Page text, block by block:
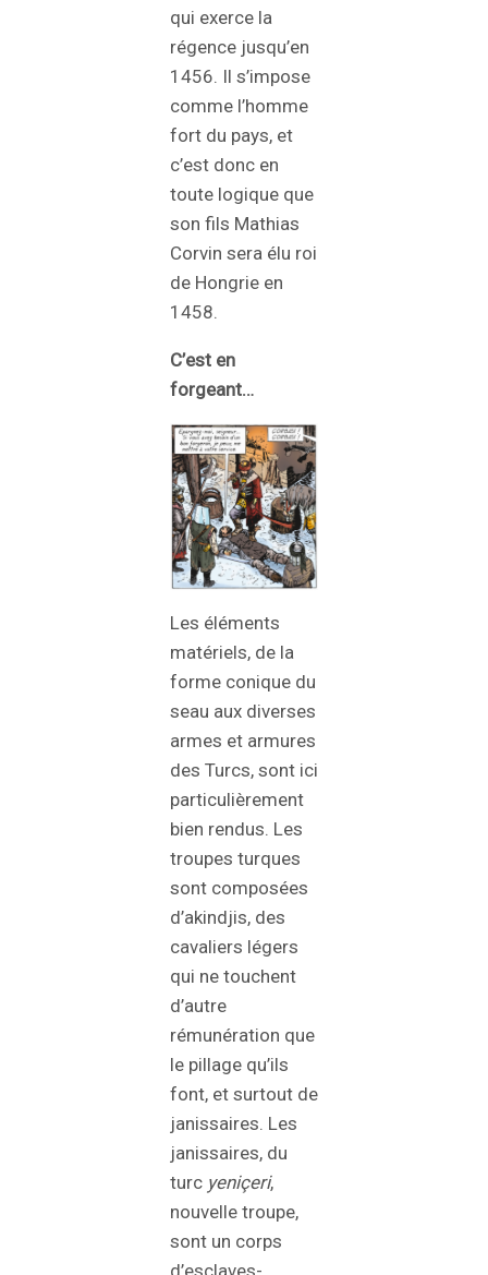
qui exerce la
régence jusqu’en
1456. Il s’impose
comme l’homme
fort du pays, et
c’est donc en
toute logique que
son fils Mathias
Corvin sera élu roi
de Hongrie en
1458.
C’est en
forgeant…
Les éléments
matériels, de la
forme conique du
seau aux diverses
armes et armures
des Turcs, sont ici
particulièrement
bien rendus. Les
troupes turques
sont composées
d’akindjis, des
cavaliers légers
qui ne touchent
d’autre
rémunération que
le pillage qu’ils
font, et surtout de
janissaires. Les
janissaires, du
turc yeniçeri,
nouvelle troupe,
sont un corps